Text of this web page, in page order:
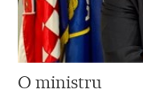
O ministru